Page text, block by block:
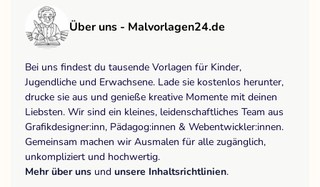
Über uns - Malvorlagen24.de
Bei uns findest du tausende Vorlagen für Kinder,
Jugendliche und Erwachsene. Lade sie kostenlos herunter,
drucke sie aus und genieße kreative Momente mit deinen
Liebsten. Wir sind ein kleines, leidenschaftliches Team aus
Grafikdesigner:inn, Pädagog:innen & Webentwickler:innen.
Gemeinsam machen wir Ausmalen für alle zugänglich,
unkompliziert und hochwertig.
Mehr über uns und unsere Inhaltsrichtlinien.